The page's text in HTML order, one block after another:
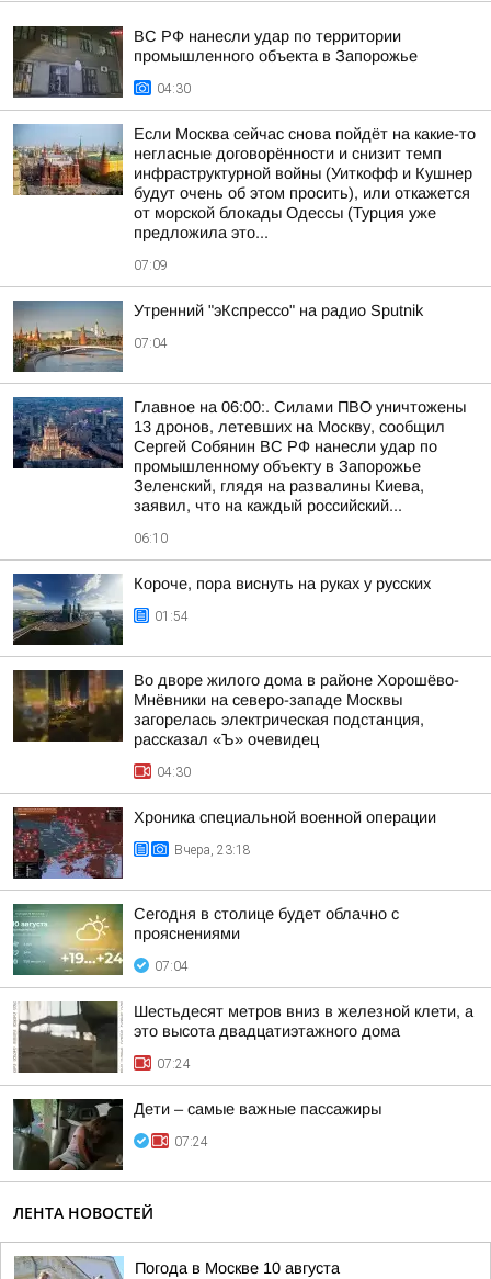
ВС РФ нанесли удар по территории
промышленного объекта в Запорожье
04:30
Если Москва сейчас снова пойдёт на какие-то
негласные договорённости и снизит темп
инфраструктурной войны (Уиткофф и Кушнер
будут очень об этом просить), или откажется
от морской блокады Одессы (Турция уже
предложила это...
07:09
Утренний "эКспрессо" на радио Sputnik
07:04
Главное на 06:00:. Силами ПВО уничтожены
13 дронов, летевших на Москву, сообщил
Сергей Собянин ВС РФ нанесли удар по
промышленному объекту в Запорожье
Зеленский, глядя на развалины Киева,
заявил, что на каждый российский...
06:10
Короче, пора виснуть на руках у русских
01:54
Во дворе жилого дома в районе Хорошёво-
Мнёвники на северо-западе Москвы
загорелась электрическая подстанция,
рассказал «Ъ» очевидец
04:30
Хроника специальной военной операции
Вчера, 23:18
Сегодня в столице будет облачно с
прояснениями
07:04
Шестьдесят метров вниз в железной клети, а
это высота двадцатиэтажного дома
07:24
Дети – самые важные пассажиры
07:24
ЛЕНТА НОВОСТЕЙ
Погода в Москве 10 августа